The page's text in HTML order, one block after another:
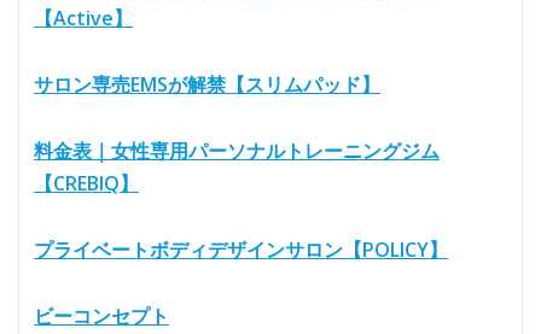
【Active】
サロン専売EMSが解禁【スリムパッド】
料金表｜女性専用パーソナルトレーニングジム
【CREBIQ】
プライベートボディデザインサロン【POLICY】
ビーコンセプト